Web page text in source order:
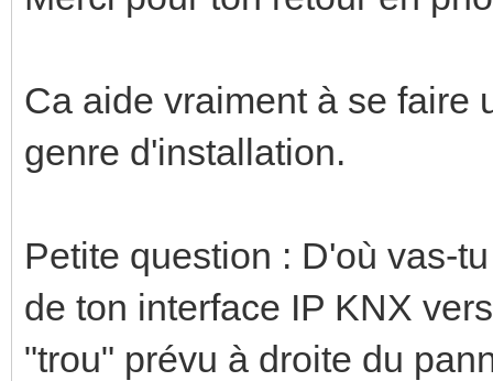
Ca aide vraiment à se faire
genre d'installation.
Petite question : D'où vas-
de ton interface IP KNX
"trou" prévu à droite du